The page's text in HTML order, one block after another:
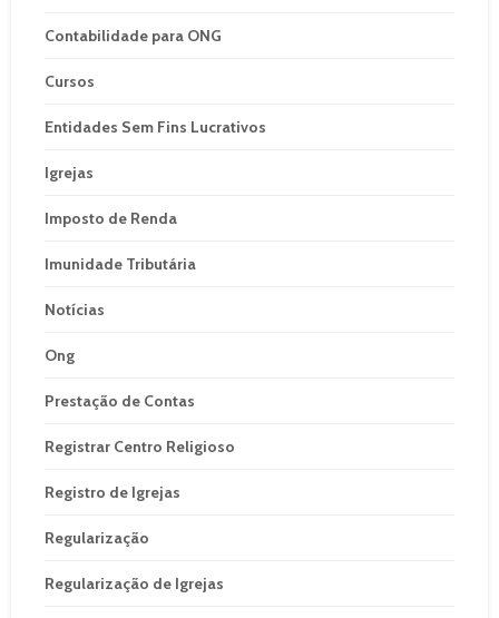
Contabilidade para ONG
Cursos
Entidades Sem Fins Lucrativos
Igrejas
Imposto de Renda
Imunidade Tributária
Notícias
Ong
Prestação de Contas
Registrar Centro Religioso
Registro de Igrejas
Regularização
Regularização de Igrejas